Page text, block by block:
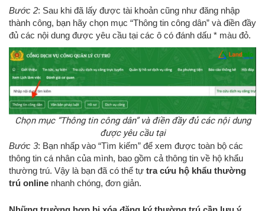
Bước 2: Sau khi đã lấy được tài khoản cũng như đăng nhập
thành công, bạn hãy chọn mục “Thông tin công dân” và điền đầy
đủ các nội dung được yêu cầu tại các ô có đánh dấu * màu đỏ.
Chọn mục “Thông tin công dân” và điền đầy đủ các nội dung
được yêu cầu tại
Bước 3: Bạn nhấp vào “Tìm kiếm” để xem được toàn bộ các
thông tin cá nhân của mình, bao gồm cả thông tin về hộ khẩu
thường trú. Vậy là bạn đã có thể tự tra cứu hộ khẩu thường
trú online nhanh chóng, đơn giản.